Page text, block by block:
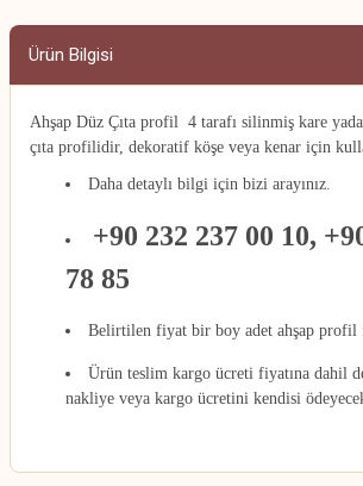
Ürün Bilgisi
Ahşap Düz Çıta profil 4 tarafı silinmiş kare
çıta profilidir, dekoratif köşe veya kenar için
Daha detaylı bilgi için bizi arayınız.
+90 232 237 00 10,
78 85
Belirtilen fiyat bir boy adet ahşap profil
Ürün teslim kargo ücreti fiyatına dahil
nakliye veya kargo ücretini kendisi